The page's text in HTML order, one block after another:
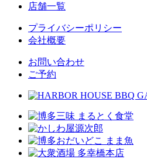
店舗一覧
プライバシーポリシー
会社概要
お問い合わせ
ご予約